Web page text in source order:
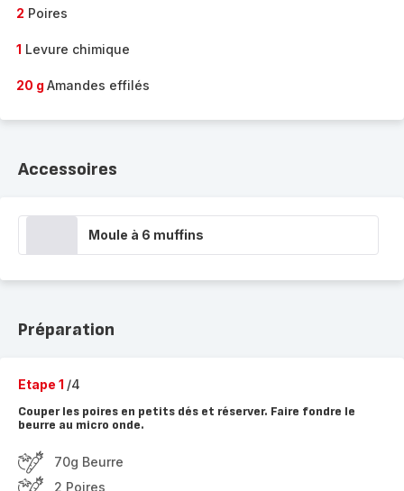
2 Poires
1 Levure chimique
20 g Amandes effilés
Accessoires
Moule à 6 muffins
Préparation
Etape 1 /4
Couper les poires en petits dés et réserver. Faire fondre le
beurre au micro onde.
70g Beurre
2 Poires